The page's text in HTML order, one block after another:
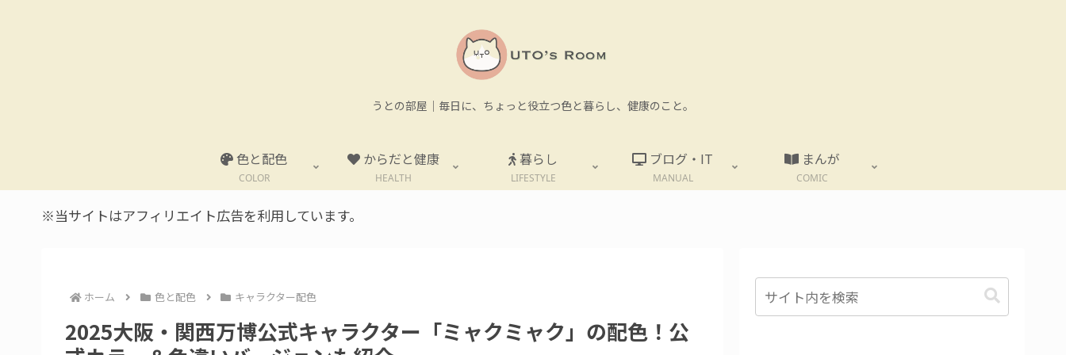
うとの部屋｜毎日に、ちょっと役立つ色と暮らし、健康のこと。
色と配色
COLOR
からだと健康
HEALTH
暮らし
LIFESTYLE
ブログ・IT
MANUAL
まんが
COMIC
※当サイトはアフィリエイト広告を利用しています。
ホーム 色と配色 キャラクター配色
2025大阪・関西万博公式キャラクター「ミャクミャク」の配色！公